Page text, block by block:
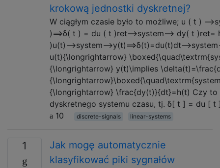
krokową jednostki dyskretnej?
W ciągłym czasie było to możliwe; u ( t )
)⟹δ( t ) = du ( t )ret⟶system⟶ dy( t )ret=
u(t){\longrightarrow}
{\longrightarrow} y(t)\implies
{\longrightarrow} \frac{dy(t)}{dt}=h(t) Czy to
dyskretnego systemu czasu, tj. δ[ t ] = du [
10
discrete-signals linear-systems
1
Jak mogę automatycznie
klasyfikować piki sygnałów